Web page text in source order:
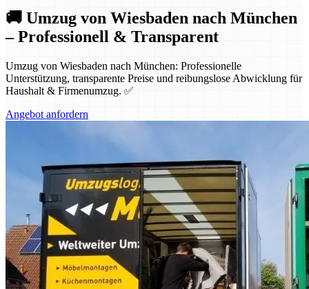
🚚 Umzug von Wiesbaden nach München
– Professionell & Transparent
Umzug von Wiesbaden nach München: Professionelle
Unterstützung, transparente Preise und reibungslose Abwicklung für
Haushalt & Firmenumzug. ✅
Angebot anfordern